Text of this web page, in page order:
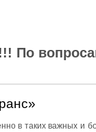
По
в таких важных и